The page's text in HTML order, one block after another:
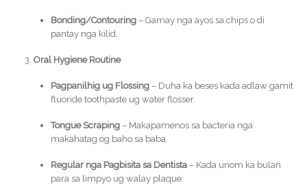
Bonding/Contouring– Gamay nga ayos sa chips o di
pantay nga kilid.
Oral Hygiene Routine
Pagpanilhig ug Flossing– Duha ka beses kada adlaw gamit
fluoride toothpaste ug water flosser.
Tongue Scraping– Makapamenos sa bacteria nga
makahatag og baho sa baba.
Regular nga Pagbisita sa Dentista– Kada unom ka bulan
para sa limpyo ug walay plaque.